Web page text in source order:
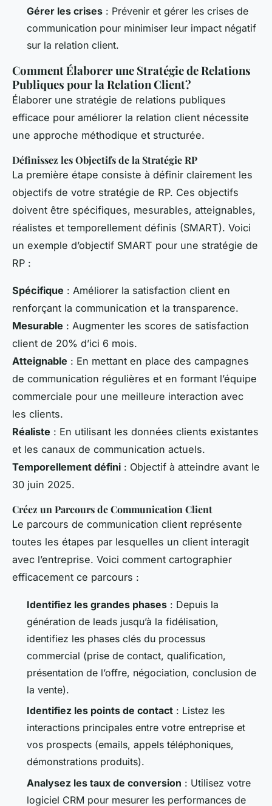
Gérer les crises : Prévenir et gérer les crises de
communication pour minimiser leur impact négatif
sur la relation client.
Comment Élaborer une Stratégie de Relations
Publiques pour la Relation Client?
Élaborer une stratégie de relations publiques
efficace pour améliorer la relation client nécessite
une approche méthodique et structurée.
Définissez les Objectifs de la Stratégie RP
La première étape consiste à définir clairement les
objectifs de votre stratégie de RP. Ces objectifs
doivent être spécifiques, mesurables, atteignables,
réalistes et temporellement définis (SMART). Voici
un exemple d’objectif SMART pour une stratégie de
RP :
Spécifique : Améliorer la satisfaction client en
renforçant la communication et la transparence.
Mesurable : Augmenter les scores de satisfaction
client de 20% d’ici 6 mois.
Atteignable : En mettant en place des campagnes
de communication régulières et en formant l’équipe
commerciale pour une meilleure interaction avec
les clients.
Réaliste : En utilisant les données clients existantes
et les canaux de communication actuels.
Temporellement défini : Objectif à atteindre avant le
30 juin 2025.
Créez un Parcours de Communication Client
Le parcours de communication client représente
toutes les étapes par lesquelles un client interagit
avec l’entreprise. Voici comment cartographier
efficacement ce parcours :
Identifiez les grandes phases : Depuis la
génération de leads jusqu’à la fidélisation,
identifiez les phases clés du processus
commercial (prise de contact, qualification,
présentation de l’offre, négociation, conclusion de
la vente).
Identifiez les points de contact : Listez les
interactions principales entre votre entreprise et
vos prospects (emails, appels téléphoniques,
démonstrations produits).
Analysez les taux de conversion : Utilisez votre
logiciel CRM pour mesurer les performances de